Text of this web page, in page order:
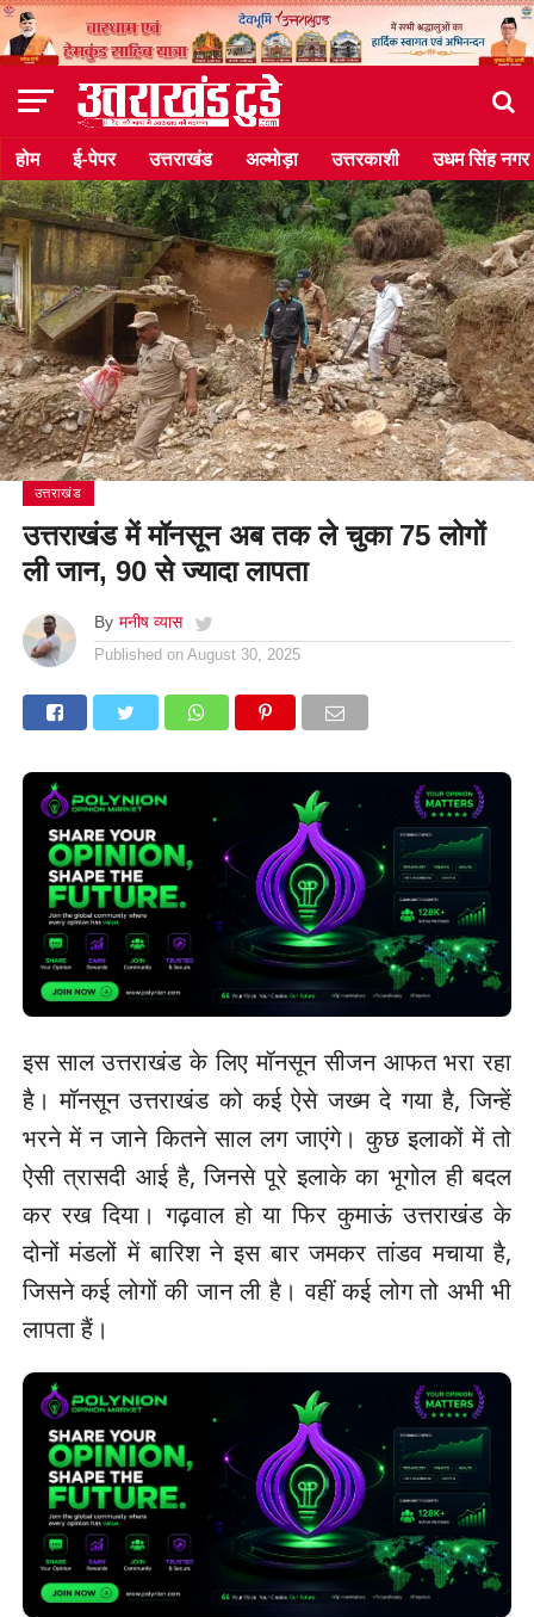
होम ई-पेपर उत्तराखंड अल्मोड़ा उत्तरकाशी उधम सिंह नगर
उत्तराखंड
उत्तराखंड में मॉनसून अब तक ले चुका 75 लोगों
ली जान, 90 से ज्यादा लापता
By मनीष व्यास
Published on August 30, 2025
इस साल उत्तराखंड के लिए मॉनसून सीजन आफत भरा रहा
है। मॉनसून उत्तराखंड को कई ऐसे जख्म दे गया है, जिन्हें
भरने में न जाने कितने साल लग जाएंगे। कुछ इलाकों में तो
ऐसी त्रासदी आई है, जिनसे पूरे इलाके का भूगोल ही बदल
कर रख दिया। गढ़वाल हो या फिर कुमाऊं उत्तराखंड के
दोनों मंडलों में बारिश ने इस बार जमकर तांडव मचाया है,
जिसने कई लोगों की जान ली है। वहीं कई लोग तो अभी भी
लापता हैं।